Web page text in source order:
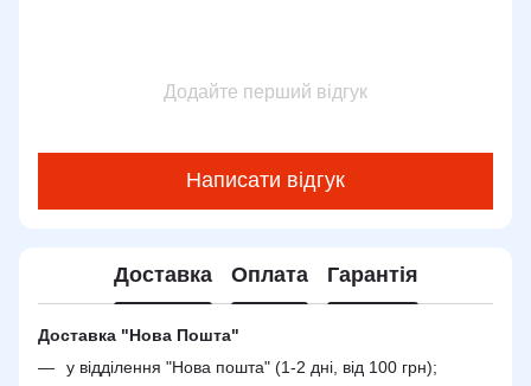
Додайте перший відгук
Написати відгук
Доставка Оплата Гарантія
Доставка "Нова Пошта"
у відділення "Нова пошта" (1-2 дні, від 100 грн);